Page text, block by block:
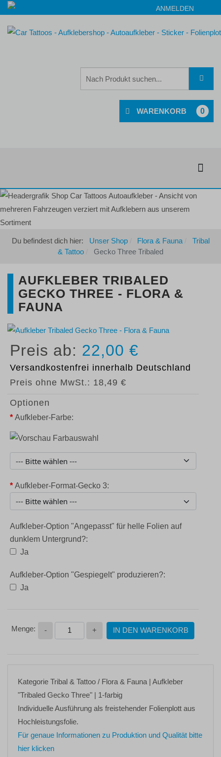
ANMELDEN
0
Du befindest dich hier: Unser Shop Flora & Fauna
Tribal
& Tattoo
Gecko Three Tribaled
AUFKLEBER TRIBALED
GECKO THREE - FLORA &
FAUNA
22,00 €
Versandkostenfrei innerhalb Deutschland
Preis ohne MwSt.: 18,49 €
Optionen
* Aufkleber-Farbe:
* Aufkleber-Format-Gecko 3:
Aufkleber-Option "Angepasst" für helle Folien auf
dunklem Untergrund?:
Ja
Aufkleber-Option "Gespiegelt" produzieren?:
Ja
- + IN DEN WARENKORB
Kategorie Tribal & Tattoo / Flora & Fauna | Aufkleber
"Tribaled Gecko Three" | 1-farbig
Individuelle Ausführung als freistehender Folienplott aus
Hochleistungsfolie.
Für genaue Informationen zu Produktion und Qualität bitte
hier klicken